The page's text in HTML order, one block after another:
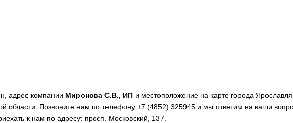
адрес компании Миронова С.В., ИП и местоположение на карте города
области. Позвоните нам по телефону +7 (4852) 325945 и мы ответим на ваши
к нам по адресу: просп. Московский, 137.